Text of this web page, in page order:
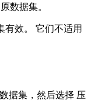
数据集。
有效。 它们不适用
据集，然后选择 压